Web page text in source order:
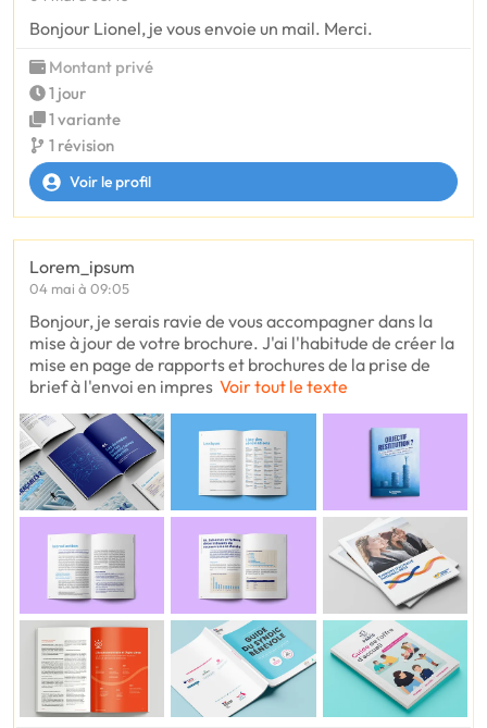
Bonjour Lionel, je vous envoie un mail. Merci.
Montant privé
1 jour
1 variante
1 révision
Voir le profil
Lorem_ipsum
04 mai à 09:05
Bonjour, je serais ravie de vous accompagner dans la
mise à jour de votre brochure. J'ai l'habitude de créer la
mise en page de rapports et brochures de la prise de
brief à l'envoi en impres Voir tout le texte